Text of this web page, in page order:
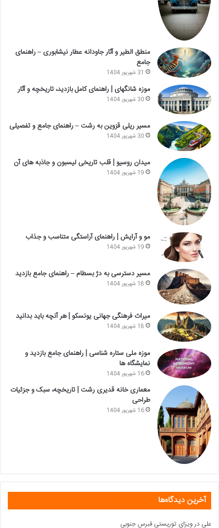
منطق الطیر و آثار جاودانه عطار نیشابوری – راهنمای
جامع
31 شهریور 1404
موزه شانگهای | راهنمای کامل بازدید، تاریخچه و آثار
30 شهریور 1404
مسیر ریلی قزوین به رشت – راهنمای جامع و تفصیلی
30 شهریور 1404
میدان روسیو | قلب تاریخی لیسبون و جاذبه های آن
19 شهریور 1404
مو و آرایش | راهنمای آراستگی متناسب و جذاب
19 شهریور 1404
مسیر دسترسی به دژ بسطام – راهنمای جامع بازدید
18 شهریور 1404
میراث فرهنگی جهانی یونسکو | هر آنچه باید بدانید
18 شهریور 1404
موزه ملی ستاره شناسی | راهنمای جامع بازدید و
نمایشگاه ها
16 شهریور 1404
معماری خانه قدیری رشت | تاریخچه، سبک و جزئیات
طراحی
16 شهریور 1404
آخرین دیدگاه‌ها
علی درویزای توریستی قبرس جنوبی